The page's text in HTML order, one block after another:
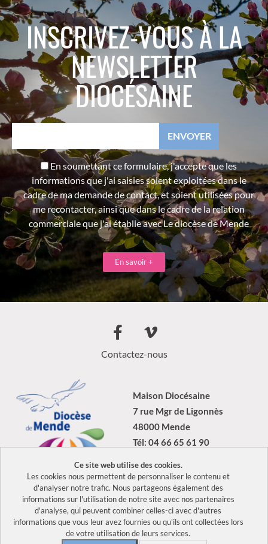
INSCRIVEZ-VOUS À LA
NEWSLETTER
DIOCÉSAINE
En soumettant ce formulaire, j'accepte que les
informations que j'ai saisies soient exploitées dans le
cadre de ma demande de contact, et soient utilisées pour
me recontacter, ainsi que dans le cadre de la relation
commerciale que j'ai établie avec Le diocèse de Mende
En savoir +
Contactez-nous
Maison Diocésaine
7 rue Mgr de Ligonnès
48000 Mende
Tél: 04 66 65 61 90
2026 Tous droits réservés Diocèse de Mende –Mentions légales
Politique de confidentialité
Ce site web utilise des cookies.
Les cookies nous permettent de personnaliser le contenu et
d'analyser notre trafic. Nous partageons également des
informations sur l'utilisation de notre site avec nos partenaires
d'analyse, qui peuvent combiner celles-ci avec d'autres
informations que vous leur avez fournies ou qu'ils ont collectées lors
de votre utilisation de leurs services.